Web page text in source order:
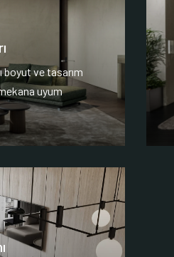
boyut ve tasarım
uyum